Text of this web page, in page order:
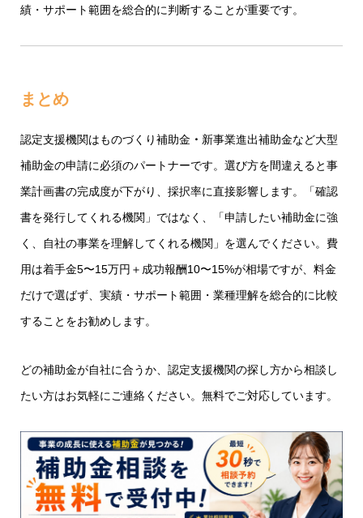
績・サポート範囲を総合的に判断することが重要です。
まとめ
認定支援機関はものづくり補助金 ・ 新事業進出補助金など大型
補助金の申請に必須のパートナーです。選び方を間違えると事
業計画書の完成度が下がり、採択率に直接影響します。「確認
書を発行してくれる機関」ではなく、「申請したい補助金に強
く、自社の事業を理解してくれる機関」を選んでください。費
用は着手金5〜15万円＋成功報酬10〜15%が相場ですが、料金
だけで選ばず、実績・サポート範囲・業種理解を総合的に比較
することをお勧めします。
どの補助金が自社に合うか、認定支援機関の探し方から相談し
たい方はお気軽にご連絡ください。無料でご対応しています。